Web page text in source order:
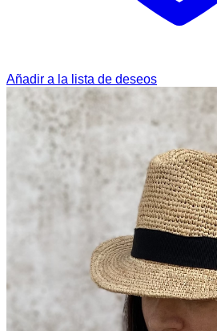
Añadir a la lista de deseos